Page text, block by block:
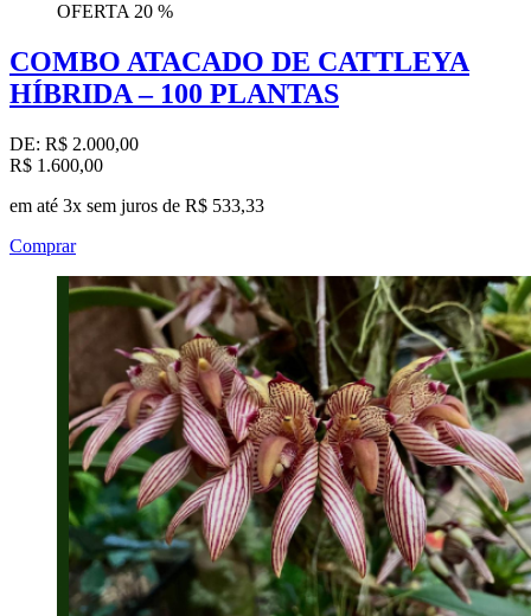
OFERTA 20 %
COMBO ATACADO DE CATTLEYA
HÍBRIDA – 100 PLANTAS
DE: R$ 2.000,00
R$ 1.600,00
em até 3x sem juros de R$ 533,33
Comprar